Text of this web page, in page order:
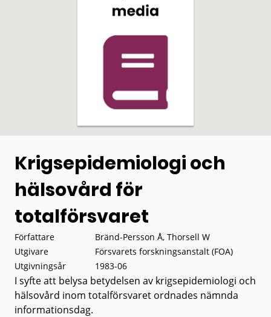
Krigsepidemiologi och
hälsovård för
totalförsvaret
Författare
Bränd-Persson Å, Thorsell W
Utgivare
Försvarets forskningsanstalt (FOA)
Utgivningsår
1983-06
I syfte att belysa betydelsen av krigsepidemiologi och
hälsovård inom totalförsvaret ordnades nämnda
informationsdag.